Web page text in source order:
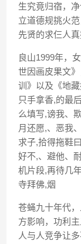
生究竟归宿，
立道德规挑火
先贤的求仨人
良山1999年，
世因画皮果文
训》以及《地
只手拿香,的最
么填写,谤我、
月还愿,、恶我
求子,拾得拖鞋
好不,、避他、
机片段,再待几
寺拜佛,烟
苍蝇九十年代
方影响，功利
人与人竞争让